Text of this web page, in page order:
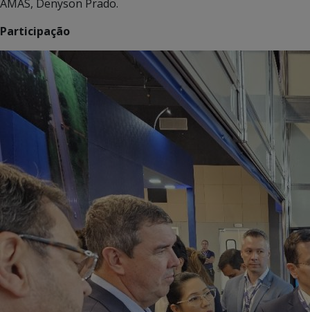
AMAS, Denyson Prado.
Participação